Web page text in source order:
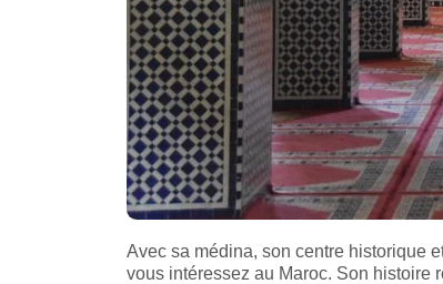
Avec sa médina, son centre historique
vous intéressez au Maroc. Son histoire